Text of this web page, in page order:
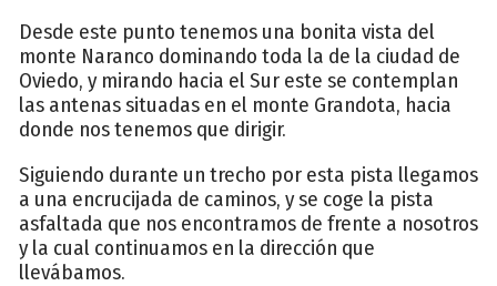
Desde este punto tenemos una bonita vista del
monte Naranco dominando toda la de la ciudad de
Oviedo, y mirando hacia el Sur este se contemplan
las antenas situadas en el monte Grandota, hacia
donde nos tenemos que dirigir.
Siguiendo durante un trecho por esta pista llegamos
a una encrucijada de caminos, y se coge la pista
asfaltada que nos encontramos de frente a nosotros
y la cual continuamos en la dirección que
llevábamos.